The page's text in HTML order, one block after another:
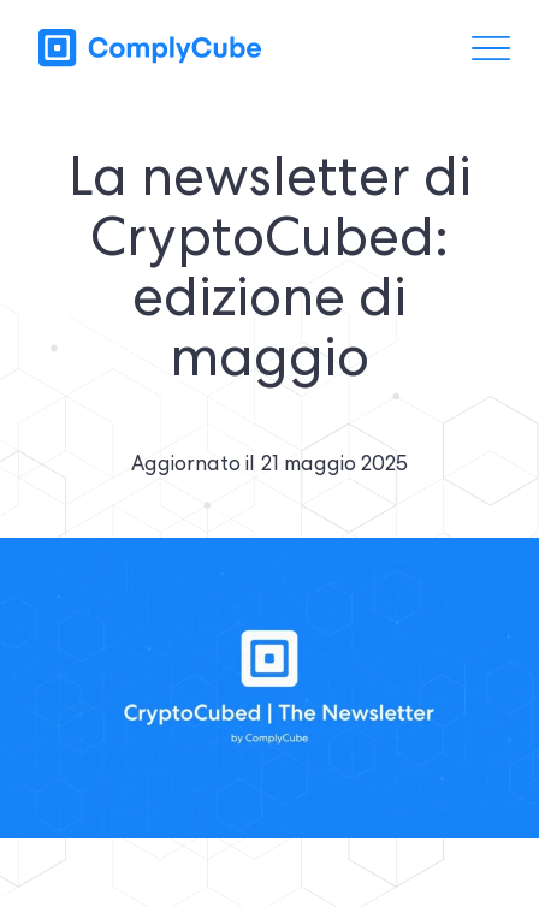
La newsletter di
CryptoCubed:
edizione di
maggio
Aggiornato il 21 maggio 2025